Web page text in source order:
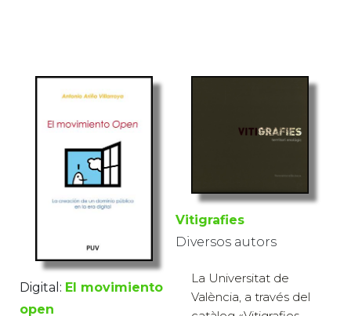
Digital: El movimiento
open
Vitigrafies
Diversos autors
La Universitat de
València, a través del